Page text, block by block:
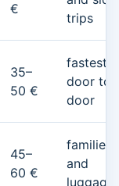
€
trips
35–
50 €
fastest
door to
door
45–
60 €
families
and
luggage